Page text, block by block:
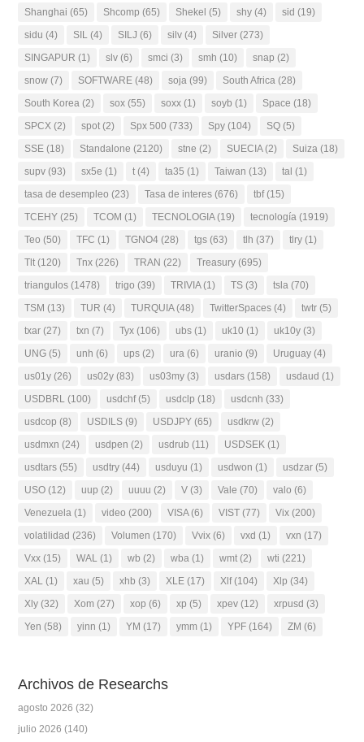
Shanghai (65) Shcomp (65) Shekel (5) shy (4) sid (19)
sidu (4) SIL (4) SILJ (6) silv (4) Silver (273)
SINGAPUR (1) slv (6) smci (3) smh (10) snap (2)
snow (7) SOFTWARE (48) soja (99) South Africa (28)
South Korea (2) sox (55) soxx (1) soyb (1) Space (18)
SPCX (2) spot (2) Spx 500 (733) Spy (104) SQ (5)
SSE (18) Standalone (2120) stne (2) SUECIA(2) Suiza (18)
supv (93) sx5e (1) t (4) ta35 (1) Taiwan (13) tal (1)
tasa de desempleo (23) Tasa de interes (676) tbf(15)
TCEHY (25) TCOM (1) TECNOLOGIA(19) tecnología (1919)
Teo (50) TFC (1) TGNO4 (28) tgs (63) tlh (37) tlry (1)
Tlt (120) Tnx (226) TRAN (22) Treasury (695)
triangulos (1478) trigo (39) TRIVIA(1) TS (3) tsla (70)
TSM (13) TUR (4) TURQUIA(48) TwitterSpaces (4) twtr (5)
txar (27) txn (7) Tyx (106) ubs (1) uk10 (1) uk10y (3)
UNG (5) unh (6) ups (2) ura (6) uranio (9) Uruguay (4)
us01y (26) us02y (83) us03my (3) usdars (158) usdaud (1)
USDBRL (100) usdchf(5) usdclp (18) usdcnh (33)
usdcop (8) USDILS (9) USDJPY (65) usdkrw (2)
usdmxn (24) usdpen (2) usdrub (11) USDSEK (1)
usdtars (55) usdtry (44) usduyu (1) usdwon (1) usdzar (5)
USO (12) uup (2) uuuu (2) V (3) Vale (70) valo (6)
Venezuela (1) video (200) VISA(6) VIST (77) Vix (200)
volatilidad (236) Volumen (170) Vvix (6) vxd (1) vxn (17)
Vxx (15) WAL (1) wb (2) wba (1) wmt (2) wti (221)
XAL (1) xau (5) xhb (3) XLE (17) Xlf(104) Xlp (34)
Xly (32) Xom (27) xop (6) xp (5) xpev (12) xrpusd (3)
Yen (58) yinn (1) YM (17) ymm (1) YPF (164) ZM (6)
Archivos de Researchs
agosto 2026 (32)
julio 2026 (140)